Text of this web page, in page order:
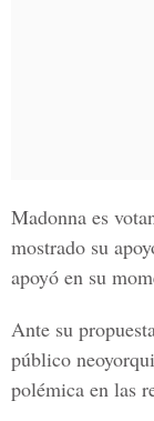
Madonna es
mostrado su
apoyó en su
Ante su
público
polémica en las